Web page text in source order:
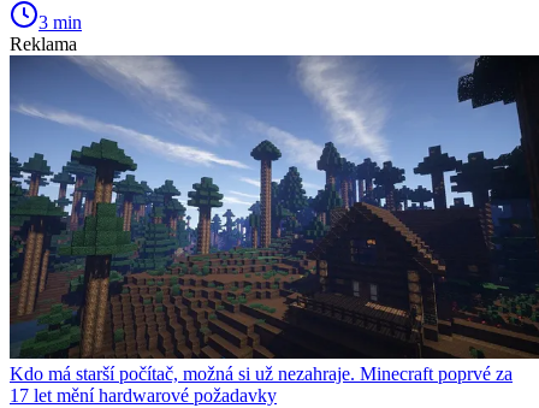
3 min
Reklama
Kdo má starší počítač, možná si už nezahraje. Minecraft poprvé za
17 let mění hardwarové požadavky